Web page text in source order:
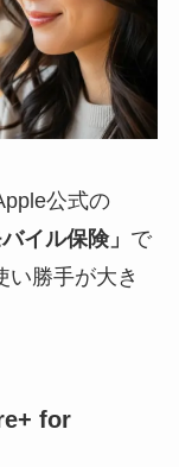
公式の
イル保険」 で
い勝手が大き
for